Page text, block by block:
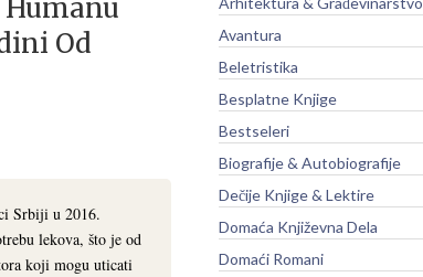
Od
Srbiji u 2016.
lekova, što je od
koji mogu uticati
Avantura
Beletristika
Besplatne Knjige
Bestseleri
Biografije & Autobiografije
Dečije Knjige & Lektire
Domaća Književna Dela
Domaći Romani